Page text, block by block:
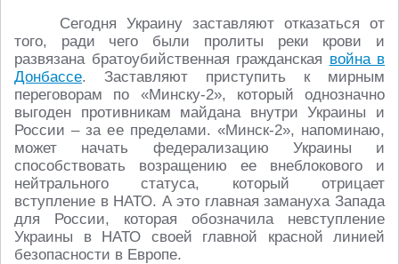
Сегодня Украину заставляют отказаться от
того, ради чего были пролиты реки крови и
развязана братоубийственная гражданская война в
Донбассе. Заставляют приступить к мирным
переговорам по «Минску-2», который однозначно
выгоден противникам майдана внутри Украины и
России – за ее пределами. «Минск-2», напоминаю,
может начать федерализацию Украины и
способствовать возращению ее внеблокового и
нейтрального статуса, который отрицает
вступление в НАТО. А это главная замануха Запада
для России, которая обозначила невступление
Украины в НАТО своей главной красной линией
безопасности в Европе.